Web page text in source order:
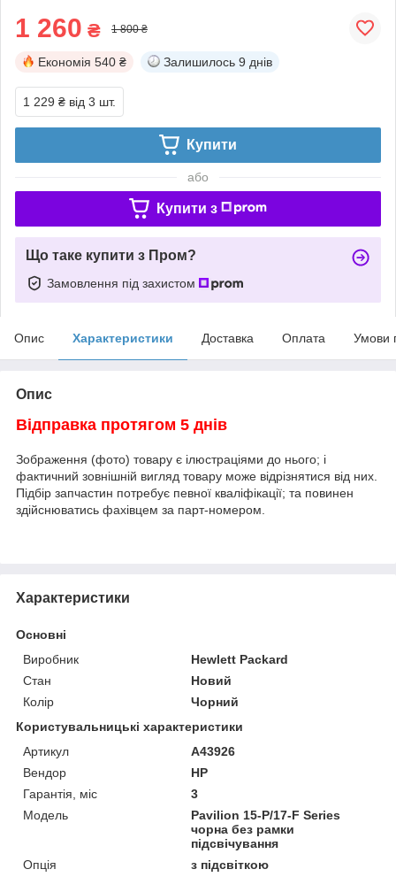
1 260 ₴ 1 800 ₴
Економія 540 ₴ Залишилось 9 днів
1 229 ₴ від 3 шт.
Купити
або
Купити з
Що таке купити з Пром?
Замовлення під захистом
Опис Характеристики Доставка Оплата Умови
Опис
Відправка протягом 5 днів
Зображення (фото) товару є ілюстраціями до нього; і
фактичний зовнішній вигляд товару може відрізнятися від них.
Підбір запчастин потребує певної кваліфікації; та повинен
здійснюватись фахівцем за парт-номером.
Характеристики
Основні
Виробник
Hewlett Packard
Стан
Новий
Колір
Чорний
Користувальницькі характеристики
Артикул
A43926
Вендор
HP
Гарантія, міс
3
Мoдель
Pavilion 15-P/17-F Series
чорна без рамки
підсвічування
Опція
з підсвіткою